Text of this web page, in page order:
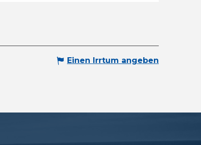
Einen Irrtum angeben